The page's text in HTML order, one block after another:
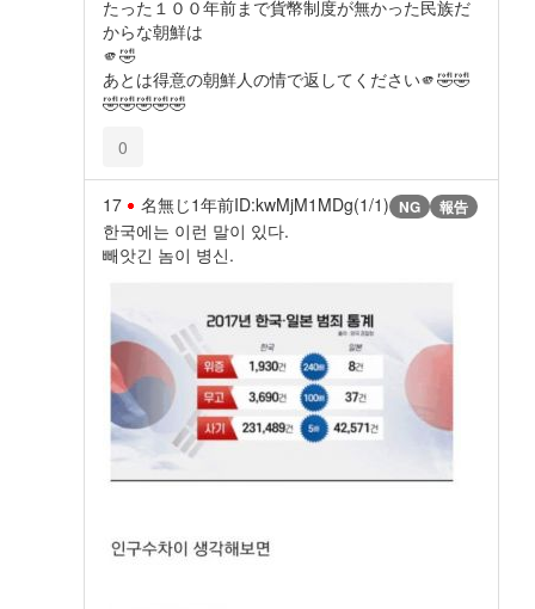
たった１００年前まで貨幣制度が無かった民族だ
からな朝鮮は
🫵🤣
あとは得意の朝鮮人の情で返してください🫵🤣🤣
🤣🤣🤣🤣🤣
0
17 名無じ1年前ID:kwMjM1MDg(1/1) NG 報告
한국에는 이런 말이 있다.
빼앗긴 놈이 병신.